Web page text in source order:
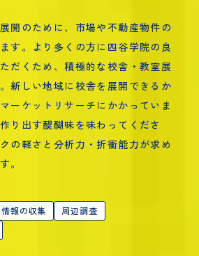
開のために、市場や不動産物件の
す。より多くの方に四谷学院の良
だくため、積極的な校舎・教室展
新しい地域に校舎を展開できるか
ーケットリサーチにかかっていま
り出す醍醐味を味わってくださ
の軽さと分析力・折衝能力が求め
。
報の収集
周辺調査